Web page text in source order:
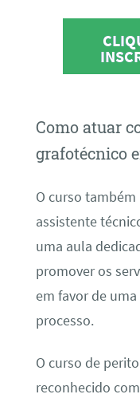
Como atuar
grafotécnico
O curso
assistente
uma aula
promover os
em favor de
processo.
O curso de
reconhecido